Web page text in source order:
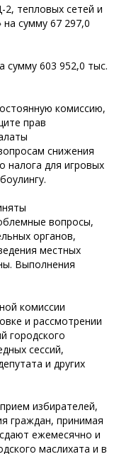
тепловых сетей и
на сумму 67 297,0
сумму 603 952,0 тыс.
комиссию,
прав
снижения
налога для игровых
вопросы,
органов,
местных
Выполнения
комиссии
и рассмотрении
городского
сессий,
и других
избирателей,
граждан, принимая
ежемесячно и
маслихата и в